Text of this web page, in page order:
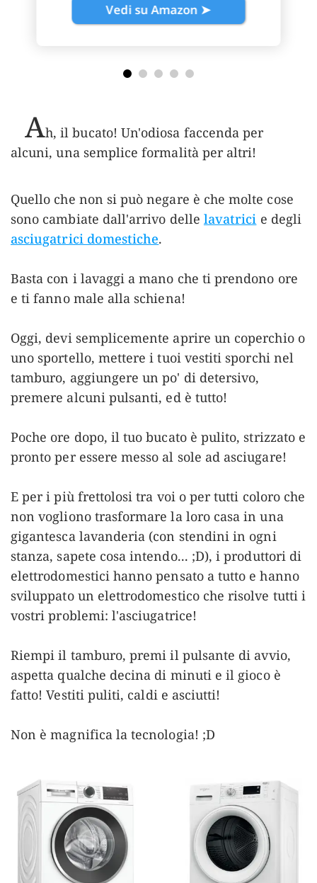
Vedi su Amazon ➤
Ah, il bucato! Un'odiosa faccenda per
alcuni, una semplice formalità per altri!
Quello che non si può negare è che molte cose
sono cambiate dall'arrivo delle lavatrici e degli
asciugatrici domestiche.
Basta con i lavaggi a mano che ti prendono ore
e ti fanno male alla schiena!
Oggi, devi semplicemente aprire un coperchio o
uno sportello, mettere i tuoi vestiti sporchi nel
tamburo, aggiungere un po' di detersivo,
premere alcuni pulsanti, ed è tutto!
Poche ore dopo, il tuo bucato è pulito, strizzato e
pronto per essere messo al sole ad asciugare!
E per i più frettolosi tra voi o per tutti coloro che
non vogliono trasformare la loro casa in una
gigantesca lavanderia (con stendini in ogni
stanza, sapete cosa intendo... ;D), i produttori di
elettrodomestici hanno pensato a tutto e hanno
sviluppato un elettrodomestico che risolve tutti i
vostri problemi: l'asciugatrice!
Riempi il tamburo, premi il pulsante di avvio,
aspetta qualche decina di minuti e il gioco è
fatto! Vestiti puliti, caldi e asciutti!
Non è magnifica la tecnologia! ;D